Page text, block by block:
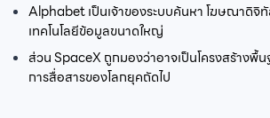
Alphabet เป็นเจ้าของระบบค้นหา โฆษณาดิจิ
เทคโนโลยีข้อมูลขนาดใหญ่
ส่วน SpaceX ถูกมองว่าอาจเป็นโครงสร้างพื้
การสื่อสารของโลกยุคถัดไป